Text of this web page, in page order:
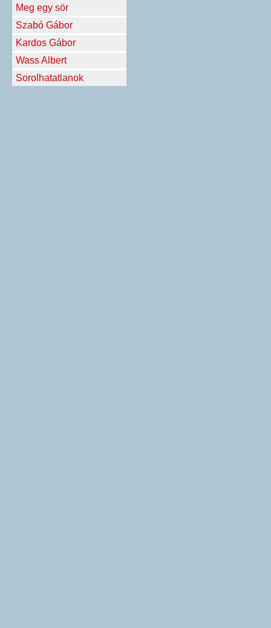
Meg egy sör
Szabó Gábor
Kardos Gábor
Wass Albert
Sorolhatatlanok